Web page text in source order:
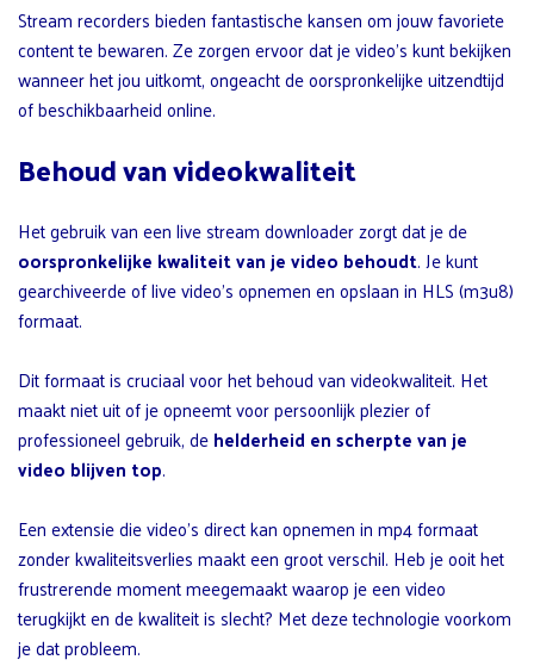
Stream recorders bieden fantastische kansen om jouw favoriete
content te bewaren. Ze zorgen ervoor dat je video’s kunt bekijken
wanneer het jou uitkomt, ongeacht de oorspronkelijke uitzendtijd
of beschikbaarheid online.
Behoud van videokwaliteit
Het gebruik van een live stream downloader zorgt dat je de
oorspronkelijke kwaliteit van je video behoudt. Je kunt
gearchiveerde of live video’s opnemen en opslaan in HLS (m3u8)
formaat.
Dit formaat is cruciaal voor het behoud van videokwaliteit. Het
maakt niet uit of je opneemt voor persoonlijk plezier of
professioneel gebruik, dehelderheid en scherpte van je
video blijven top.
Een extensie die video’s direct kan opnemen in mp4 formaat
zonder kwaliteitsverlies maakt een groot verschil. Heb je ooit het
frustrerende moment meegemaakt waarop je een video
terugkijkt en de kwaliteit is slecht? Met deze technologie voorkom
je dat probleem.